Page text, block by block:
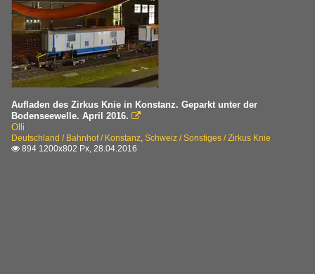
Aufladen des Zirkus Knie in Konstanz. Geparkt unter der
Bodenseewelle. April 2016. 
Olli
Deutschland / Bahnhof / Konstanz, Schweiz / Sonstiges / Zirkus Knie
 894 1200x802 Px, 28.04.2016